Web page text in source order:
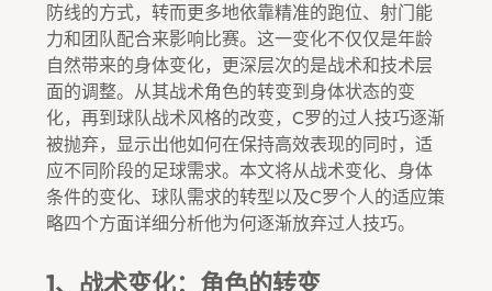
防线的方式，转而更多地依靠精准的跑位、射门能
力和团队配合来影响比赛。这一变化不仅仅是年龄
自然带来的身体变化，更深层次的是战术和技术层
面的调整。从其战术角色的转变到身体状态的变
化，再到球队战术风格的改变，C罗的过人技巧逐渐
被抛弃，显示出他如何在保持高效表现的同时，适
应不同阶段的足球需求。本文将从战术变化、身体
条件的变化、球队需求的转型以及C罗个人的适应策
略四个方面详细分析他为何逐渐放弃过人技巧。
1、战术变化：角色的转变